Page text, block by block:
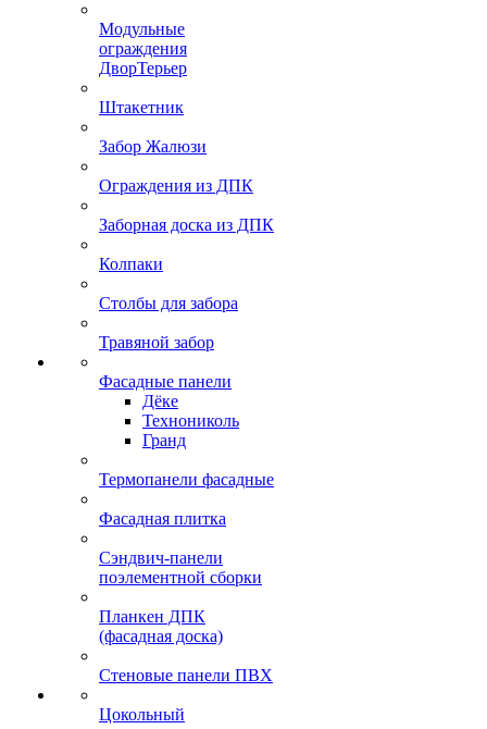
Модульные
ограждения
ДворТерьер
Штакетник
Забор Жалюзи
Ограждения из ДПК
Заборная доска из ДПК
Колпаки
Столбы для забора
Травяной забор
Фасадные панели
Дёке
Технониколь
Гранд
Термопанели фасадные
Фасадная плитка
Сэндвич-панели
поэлементной сборки
Планкен ДПК
(фасадная доска)
Стеновые панели ПВХ
Цокольный